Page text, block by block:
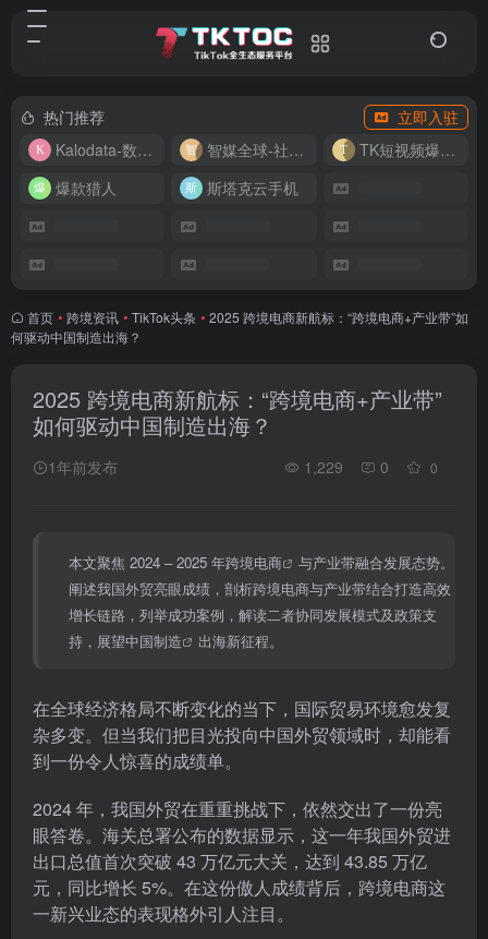
热门推荐
立即入驻
Kalodata-数据分析平台
智媒全球-社媒管理平台
TK短视频爆款复刻
爆款猎人
斯塔克云手机
首页 • 跨境资讯 • TikTok头条 • 2025 跨境电商新航标：“跨境电商+产业带”如
何驱动中国制造出海？
2025 跨境电商新航标：“跨境电商+产业带”
如何驱动中国制造出海？
1年前发布 1,229 0 0
本文聚焦 2024 – 2025 年跨境电商
与产业带融合发展态势。
阐述我国外贸亮眼成绩，剖析跨境电商与产业带结合打造高效
增长链路，列举成功案例，解读二者协同发展模式及政策支
持，展望中国制造 出海新征程。
在全球经济格局不断变化的当下，国际贸易环境愈发复
杂多变。但当我们把目光投向中国外贸领域时，却能看
到一份令人惊喜的成绩单。
2024 年，我国外贸在重重挑战下，依然交出了一份亮
眼答卷。海关总署公布的数据显示，这一年我国外贸进
出口总值首次突破 43 万亿元大关，达到 43.85 万亿
元，同比增长 5%。在这份傲人成绩背后，跨境电商这
一新兴业态的表现格外引人注目。